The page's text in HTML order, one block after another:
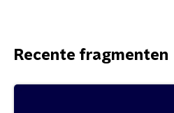
Recente fragmenten